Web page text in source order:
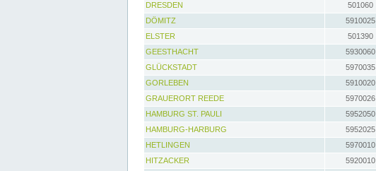
DRESDEN
501060
DÖMITZ
5910025
ELSTER
501390
GEESTHACHT
5930060
GLÜCKSTADT
5970035
GORLEBEN
5910020
GRAUERORT REEDE
5970026
HAMBURG ST. PAULI
5952050
HAMBURG-HARBURG
5952025
HETLINGEN
5970010
HITZACKER
5920010